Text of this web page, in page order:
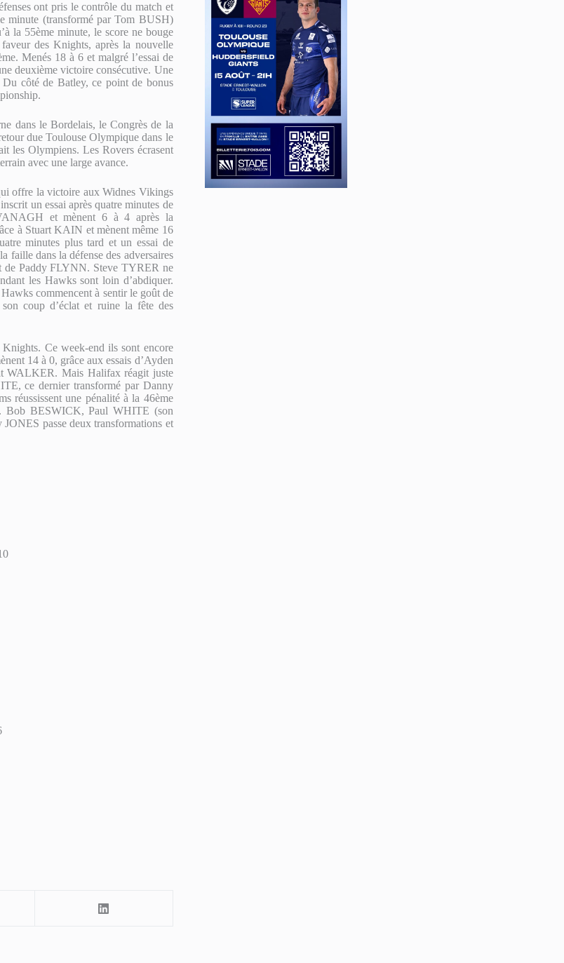
ont pris le contrôle du match et
minute (transformé par Tom BUSH)
la 55ème minute, le score ne bouge
des Knights, après la nouvelle
Menés 18 à 6 et malgré l’essai de
deuxième victoire consécutive. Une
côté de Batley, ce point de bonus
dans le Bordelais, le Congrès de la
due Toulouse Olympique dans le
les Olympiens. Les Rovers écrasent
avec une large avance.
offre la victoire aux Widnes Vikings
un essai après quatre minutes de
et mènent 6 à 4 après la
à Stuart KAIN et mènent même 16
minutes plus tard et un essai de
faille dans la défense des adversaires
de Paddy FLYNN. Steve TYRER ne
les Hawks sont loin d’abdiquer.
commencent à sentir le goût de
coup d’éclat et ruine la fête des
Ce week-end ils sont encore
14 à 0, grâce aux essais d’Ayden
WALKER. Mais Halifax réagit juste
ce dernier transformé par Danny
réussissent une pénalité à la 46ème
Bob BESWICK, Paul WHITE (son
passe deux transformations et